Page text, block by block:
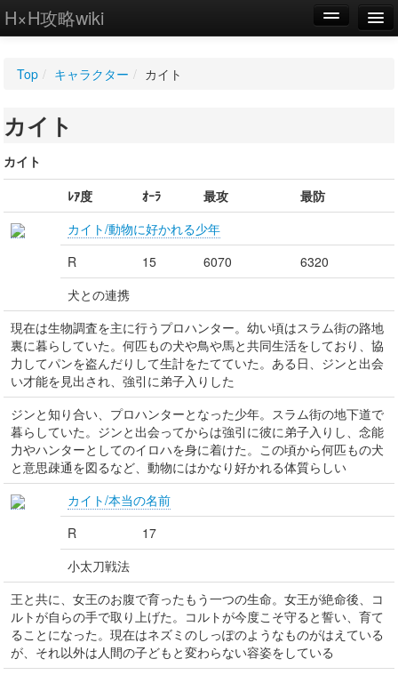
H×H攻略wiki
WIKI
設定
Top / キャラクター / カイト
カイト
カイト
ﾚｱ度
ｵｰﾗ 最攻
最防
カイト/動物に好かれる少年
R
15 6070
6320
犬との連携
現在は生物調査を主に行うプロハンター。幼い頃はスラム街の路地
裏に暮らしていた。何匹もの犬や鳥や馬と共同生活をしており、協
力してパンを盗んだりして生計をたてていた。ある日、ジンと出会
い才能を見出され、強引に弟子入りした
ジンと知り合い、プロハンターとなった少年。スラム街の地下道で
暮らしていた。ジンと出会ってからは強引に彼に弟子入りし、念能
力やハンターとしてのイロハを身に着けた。この頃から何匹もの犬
と意思疎通を図るなど、動物にはかなり好かれる体質らしい
カイト/本当の名前
R
17
小太刀戦法
王と共に、女王のお腹で育ったもう一つの生命。女王が絶命後、コ
ルトが自らの手で取り上げた。コルトが今度こそ守ると誓い、育て
ることになった。現在はネズミのしっぽのようなものがはえている
が、それ以外は人間の子どもと変わらない容姿をしている